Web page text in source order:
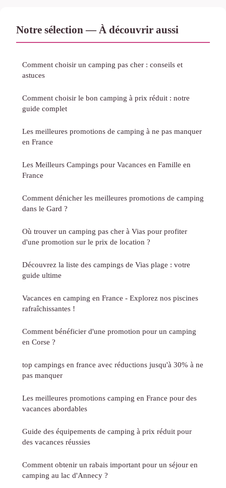
Notre sélection — À découvrir aussi
Comment choisir un camping pas cher : conseils et
astuces
Comment choisir le bon camping à prix réduit : notre
guide complet
Les meilleures promotions de camping à ne pas manquer
en France
Les Meilleurs Campings pour Vacances en Famille en
France
Comment dénicher les meilleures promotions de camping
dans le Gard ?
Où trouver un camping pas cher à Vias pour profiter
d'une promotion sur le prix de location ?
Découvrez la liste des campings de Vias plage : votre
guide ultime
Vacances en camping en France - Explorez nos piscines
rafraîchissantes !
Comment bénéficier d'une promotion pour un camping
en Corse ?
top campings en france avec réductions jusqu'à 30% à ne
pas manquer
Les meilleures promotions camping en France pour des
vacances abordables
Guide des équipements de camping à prix réduit pour
des vacances réussies
Comment obtenir un rabais important pour un séjour en
camping au lac d'Annecy ?